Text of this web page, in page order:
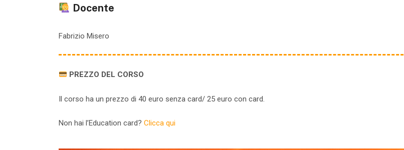
Docente
Fabrizio Misero
PREZZO DEL CORSO
Il corso ha un prezzo di 40 euro senza card/ 25 euro con card.
Non hai l’Education card? Clicca qui